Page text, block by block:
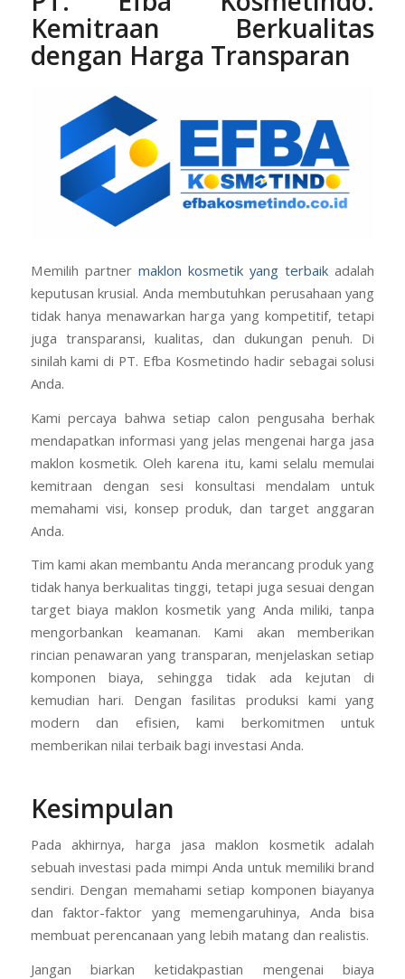
Kemitraan Berkualitas
dengan Harga Transparan
Memilih partner maklon kosmetik yang terbaik adalah
keputusan krusial. Anda membutuhkan perusahaan yang
tidak hanya menawarkan harga yang kompetitif, tetapi
juga transparansi, kualitas, dan dukungan penuh. Di
sinilah kami di PT. Efba Kosmetindo hadir sebagai solusi
Anda.
Kami percaya bahwa setiap calon pengusaha berhak
mendapatkan informasi yang jelas mengenai harga jasa
maklon kosmetik. Oleh karena itu, kami selalu memulai
kemitraan dengan sesi konsultasi mendalam untuk
memahami visi, konsep produk, dan target anggaran
Anda.
Tim kami akan membantu Anda merancang produk yang
tidak hanya berkualitas tinggi, tetapi juga sesuai dengan
target biaya maklon kosmetik yang Anda miliki, tanpa
mengorbankan keamanan. Kami akan memberikan
rincian penawaran yang transparan, menjelaskan setiap
komponen biaya, sehingga tidak ada kejutan di
kemudian hari. Dengan fasilitas produksi kami yang
modern dan efisien, kami berkomitmen untuk
memberikan nilai terbaik bagi investasi Anda.
Kesimpulan
Pada akhirnya, harga jasa maklon kosmetik adalah
sebuah investasi pada mimpi Anda untuk memiliki brand
sendiri. Dengan memahami setiap komponen biayanya
dan faktor-faktor yang memengaruhinya, Anda bisa
membuat perencanaan yang lebih matang dan realistis.
Jangan biarkan ketidakpastian mengenai biaya